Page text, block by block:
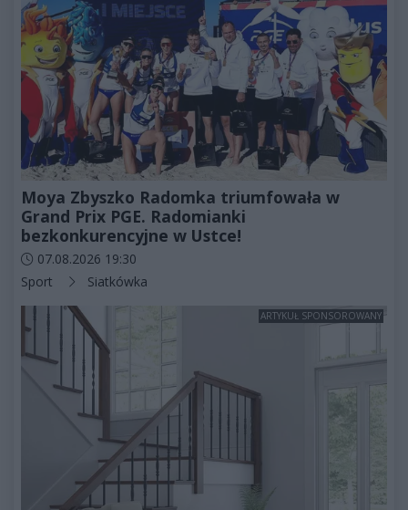
Moya Zbyszko Radomka triumfowała w
Grand Prix PGE. Radomianki
bezkonkurencyjne w Ustce!
Data dodania artykułu:
07.08.2026 19:30
Kategorie artykułu:
Sport Siatkówka
ARTYKUŁ SPONSOROWANY